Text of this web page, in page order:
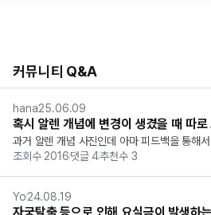
커뮤니티 Q&A
hana25.06.09
혹시 알렌 개념에 변경이 생겼을 때 따
과거 알렌 개념 사진인데 아마 피드백을 통해
ㅠ 이런 게 더 있을까봐 살짝 두렵네요.
조회수2016댓글4추천수 3
Yo24.08.19